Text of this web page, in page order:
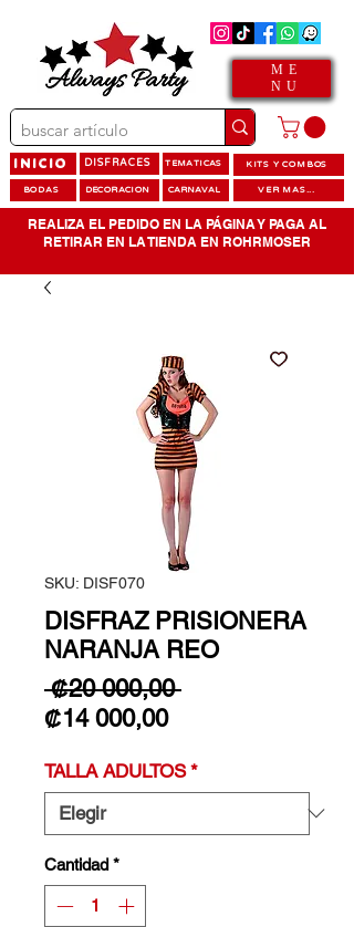
ME
NU
INICIO DISFRACES TEMATICAS KITS Y COMBOS
BODAS DECORACION CARNAVAL VER MAS...
REALIZA EL PEDIDO EN LA PÁGINA Y PAGA AL
RETIRAR EN LA TIENDA EN ROHRMOSER
SKU: DISF070
DISFRAZ PRISIONERA
NARANJA REO
₡20 000,00 Precio
₡14 000,00Precio de oferta
TALLA ADULTOS *
Cantidad *